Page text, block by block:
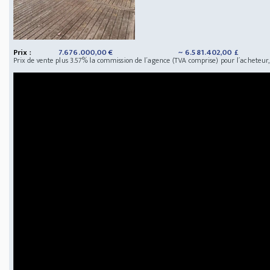
Prix : 7.676.000,00 € ~ 6.581.402,00 £
Prix de vente plus 3.57% la commission de l´agence (TVA comprise) pour l´acheteur,